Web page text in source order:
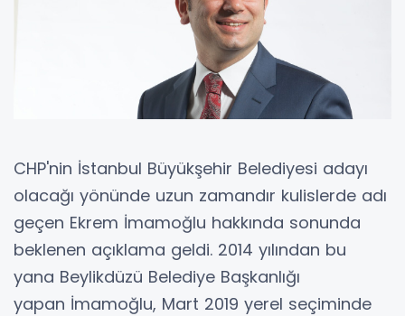
CHP'nin İstanbul Büyükşehir Belediyesi adayı
olacağı yönünde uzun zamandır kulislerde adı
geçen Ekrem İmamoğlu hakkında sonunda
beklenen açıklama geldi. 2014 yılından bu
yana Beylikdüzü Belediye Başkanlığı
yapan İmamoğlu, Mart 2019 yerel seçiminde